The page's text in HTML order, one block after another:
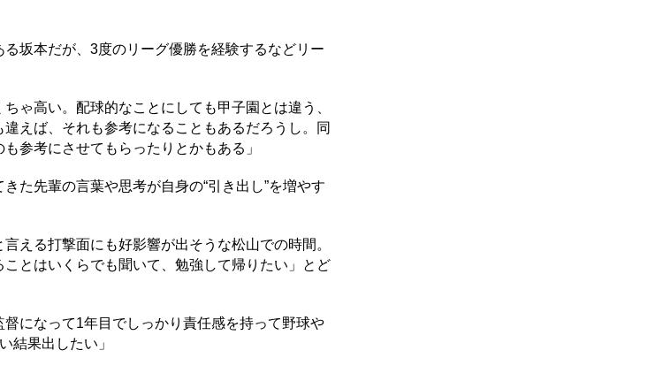
坂本だが、3度のリーグ優勝を経験するなどリー
ゃ高い。配球的なことにしても甲子園とは違う、
えば、それも参考になることもあるだろうし。同
参考にさせてもらったりとかもある」
た先輩の言葉や思考が自身の“引き出し”を増やす
える打撃面にも好影響が出そうな松山での時間。
とはいくらでも聞いて、勉強して帰りたい」とど
になって1年目でしっかり責任感を持って野球や
結果出したい」